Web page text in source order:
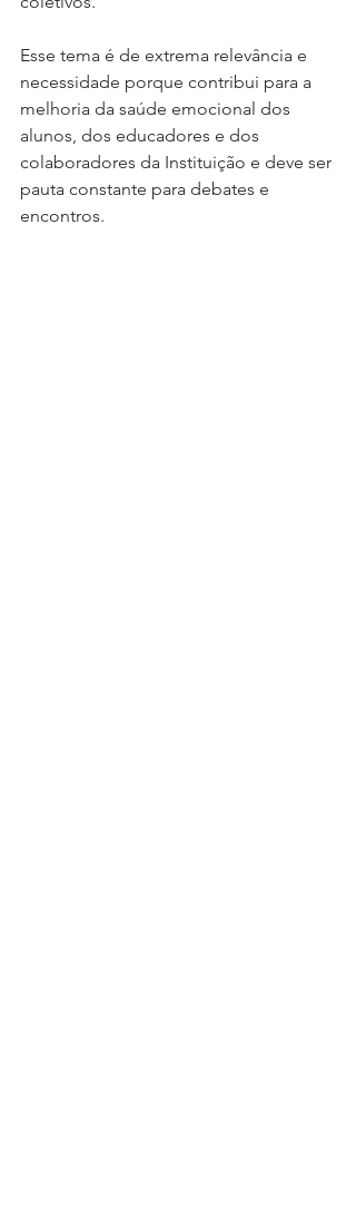
Esse tema é de extrema relevância e
necessidade porque contribui para a
melhoria da saúde emocional dos
alunos, dos educadores e dos
colaboradores da Instituição e deve ser
pauta constante para debates e
encontros.